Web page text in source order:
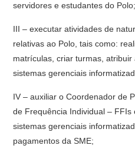
servidores e estudantes do Polo;
III – executar atividades de
relativas ao Polo, tais como:
matrículas, criar turmas,
sistemas gerenciais
IV – auxiliar o Coordenador de
de Frequência Individual –
sistemas gerenciais
pagamentos da SME;